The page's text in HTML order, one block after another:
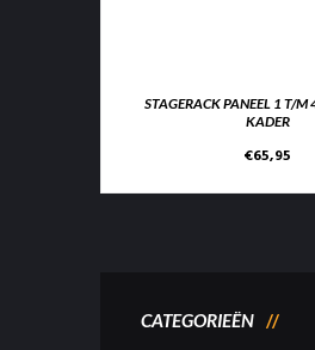
STAGERACK PANEEL 1 T/
KADER
€65,95
CATEGORIEËN